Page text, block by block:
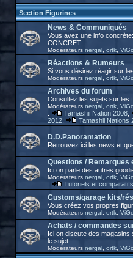
Section Figurines
News & Communiqués
Vous avez une info
CONCRET.
Modérateurs nergal, ortk, ViGo
Réactions & Rumeurs
Si vous désirez réagir sur
Modérateurs nergal, ortk, ViGo
Archives du forum
Consultez les sujets sur les
Modérateurs nergal, ortk, ViGo
: Tamashii Nation 2008,
2012, Tamashii Nations
D.D.Panoramation
Retrouvez ici les news et
Questions / Remarques
Ici on parle des autres
Modérateurs nergal, ortk, ViGo
: Tutoriels et comparatifs
Customs/garage kits/
Vous créez vos propres
Modérateurs nergal, ortk,
Achats / commandes
Ici on discute des
le sujet
Modérateurs nergal, ortk, ViGo